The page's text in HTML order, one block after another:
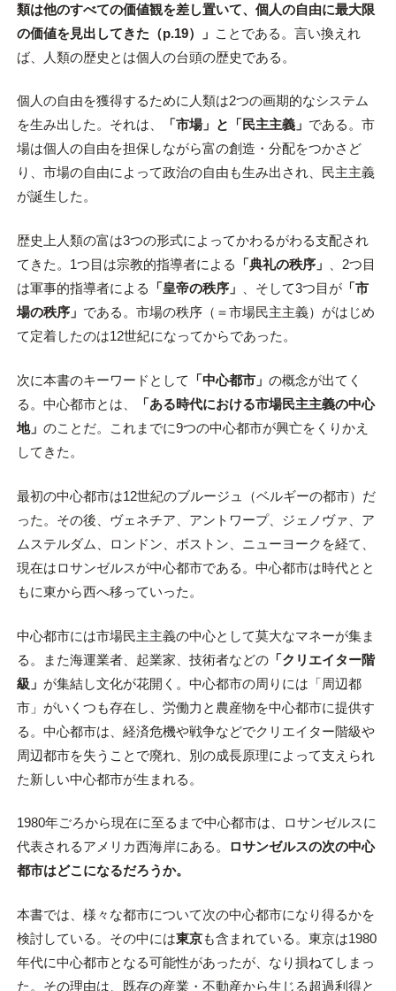
類は他のすべての価値観を差し置いて、個人の自由に最大限
の価値を見出してきた（p.19）」 ことである。言い換えれ
ば、人類の歴史とは個人の台頭の歴史である。
個人の自由を獲得するために人類は2つの画期的なシステム
を生み出した。それは、
「市場」と「民主主義」 である。市
場は個人の自由を担保しながら富の創造・分配をつかさど
り、市場の自由によって政治の自由も生み出され、民主主義
が誕生した。
歴史上人類の富は3つの形式によってかわるがわる支配され
てきた。1つ目は宗教的指導者による
「典礼の秩序」
、2つ目
は軍事的指導者による
「皇帝の秩序」 、そして3つ目が「市
場の秩序」 である。市場の秩序（＝市場民主主義）がはじめ
て定着したのは12世紀になってからであった。
次に本書のキーワードとして 「中心都市」 の概念が出てく
る。中心都市とは、
「ある時代における市場民主主義の中心
地」 のことだ。これまでに9つの中心都市が興亡をくりかえ
してきた。
最初の中心都市は12世紀のブルージュ（ベルギーの都市）だ
った。その後、ヴェネチア、アントワープ、ジェノヴァ、ア
ムステルダム、ロンドン、ボストン、ニューヨークを経て、
現在はロサンゼルスが中心都市である。中心都市は時代とと
もに東から西へ移っていった。
中心都市には市場民主主義の中心として莫大なマネーが集ま
る。また海運業者、起業家、技術者などの「クリエイター階
級」 が集結し文化が花開く。中心都市の周りには「周辺都
市」がいくつも存在し、労働力と農産物を中心都市に提供す
る。中心都市は、経済危機や戦争などでクリエイター階級や
周辺都市を失うことで廃れ、別の成長原理によって支えられ
た新しい中心都市が生まれる。
1980年ごろから現在に至るまで中心都市は、ロサンゼルスに
代表されるアメリカ西海岸にある。
ロサンゼルスの次の中心
都市はどこになるだろうか。
本書では、様々な都市について次の中心都市になり得るかを
検討している。その中には東京も含まれている。東京は1980
年代に中心都市となる可能性があったが、なり損ねてしまっ
た。その理由は、既存の産業・不動産から生じる超過利得と